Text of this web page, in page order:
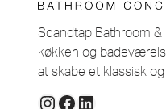
Scandtap Bathroom
køkken og
at skabe et klassisk